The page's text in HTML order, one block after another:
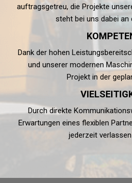
auftragsgetreu, die Projekte
steht bei uns dabei an
Dank der hohen
und unserer modernen
Projekt in der
Durch direkte
Erwartungen eines flexiblen
jederzeit